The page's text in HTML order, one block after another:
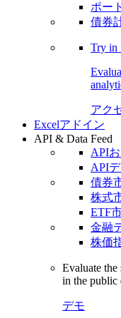
ポー
債券
Try in
アク
Excelアドイン
API & Data Feed
API
API
債券
株式
ETF
金融
株価
Evaluate the
in the public
デモ